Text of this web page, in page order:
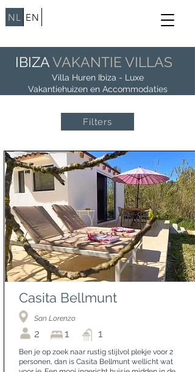
NL EN
IBIZAVAKANTIE VILLAS
Villa Huren Ibiza - Luxe
Vakantiehuizen en Accommodaties
Filters
Casita Bellmunt
San Lorenzo
2 1 1
Ben je op zoek naar rustig stijlvol plekje voor 2
personen, dan is Casita Bellmunt wellicht wat